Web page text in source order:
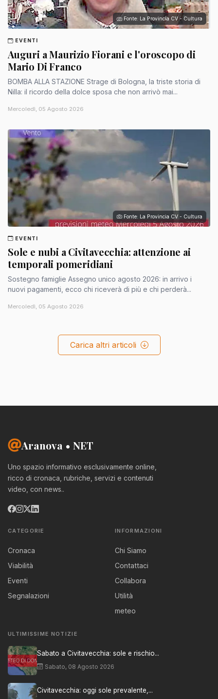
Fonte: La Provincia CV - Cultura
EVENTI
Auguri a Maurizio Fiorani e l'oroscopo di
Mario Di Franco
BOMBA ALLA STAZIONE Strage di Bologna, la triste storia di
Nilla: il ricordo della dolce sposa che non arrivò mai...
Mercoledì, 05 Agosto 2026
Fonte: La Provincia CV - Cultura
EVENTI
Sole e nubi a Civitavecchia: attenzione ai
temporali pomeridiani
Sostegno famiglie Assegno unico agosto 2026: in arrivo i
nuovi pagamenti, ecco chi riceverà di più e chi perderà...
Mercoledì, 05 Agosto 2026
Carica altri articoli
Aranova • NET
Uno spazio informativo esclusivamente online,
ricco di cronaca, rubriche, servizi e contenuti
video, con news..
CATEGORIE
Cronaca
Viabilità
Eventi
Segnalazioni
INFORMAZIONI
Chi Siamo
Contattaci
Collabora
Utilità
meteo
ULTIMISSIME NOTIZIE
Sabato a Civitavecchia: sole e rischio...
Sabato, 08 Agosto 2026
Civitavecchia: oggi sole prevalente,...